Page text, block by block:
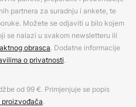
partnera za suradnju i ankete, te
Možete se odjaviti u bilo kojem
se nalazi u svakom newsletteru ili
obrasca. Dodatne informacije
o privatnosti.
od 99 €. Primjenjuje se popis
.